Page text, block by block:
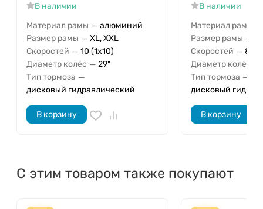
В наличии
Материал рамы — алюминий
Размер рамы — XL, XXL
Скоростей — 10 (1x10)
Диаметр колёс — 29"
Тип тормоза —
дисковый гидравлический
В корзину
В наличии
Материал рамы
Размер рамы —
Скоростей — 8
Диаметр колёс
Тип тормоза —
дисковый
В корзину
С этим товаром также покупают